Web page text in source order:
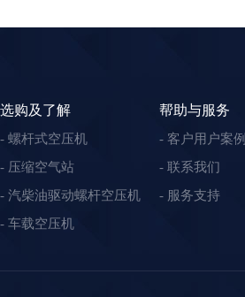
选购及了解
螺杆式空压机
压缩空气站
汽柴油驱动螺杆空压机
车载空压机
帮助与服务
客户用户案例
联系我们
服务支持